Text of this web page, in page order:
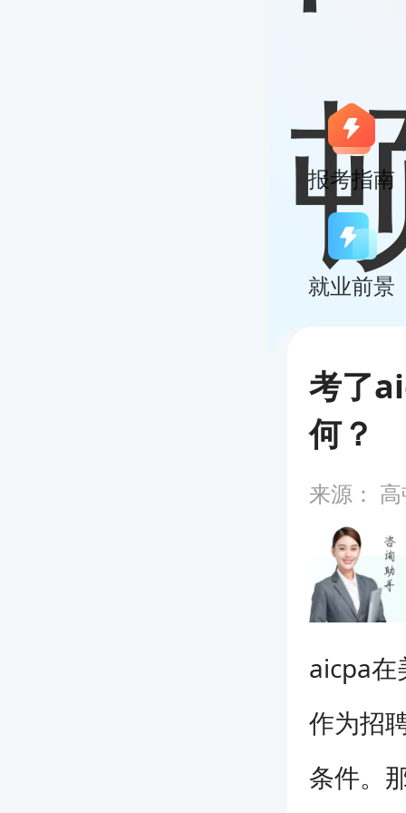
报考指南
就业前景
考了
何？
来源：
aicpa在
作为招
条件。